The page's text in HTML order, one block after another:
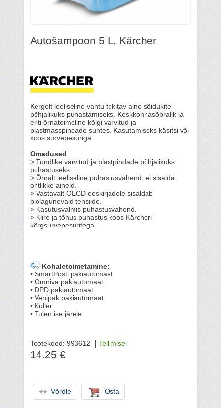
Autošampoon 5 L, Kärcher
Kergelt leeliseline vahtu tekitav aine sõidukite
põhjalikuks puhastamiseks. Keskkonnasõbralik ja
eriti õrnatoimeline kõigi värvitud ja
plastmasspindade suhtes. Kasutamiseks käsitsi või
koos survepesuriga
Omadused
> Tundlike värvitud ja plastpindade põhjalikuks
puhastuseks.
> Õrnalt leeliseline puhastusvahend, ei sisalda
ohtlikke aineid.
> Vastavalt OECD eeskirjadele sisaldab
biolagunevaid tensiide.
> Kasutusvalmis puhastusvahend.
> Kiire ja tõhus puhastus koos Kärcheri
kõrgsurvepesuritega.
Kohaletoimetamine:
• SmartPosti pakiautomaat
• Omniva pakiautomaat
• DPD pakiautomaat
• Venipak pakiautomaat
• Kuller
• Tulen ise järele
Tootekood: 993612 Tellimisel
14.25 €
Võrdle Osta